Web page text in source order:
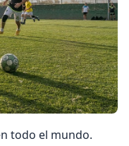
todo el mundo.